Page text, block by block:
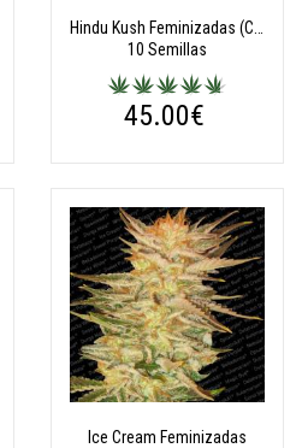
10 Semillas
45.00€
Ice Cream Feminizadas